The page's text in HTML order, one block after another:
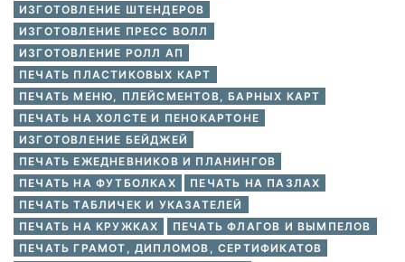
ИЗГОТОВЛЕНИЕ ШТЕНДЕРОВ
ИЗГОТОВЛЕНИЕ ПРЕСС ВОЛЛ
ИЗГОТОВЛЕНИЕ РОЛЛ АП
ПЕЧАТЬ ПЛАСТИКОВЫХ КАРТ
ПЕЧАТЬ МЕНЮ, ПЛЕЙСМЕНТОВ, БАРНЫХ КАРТ
ПЕЧАТЬ НА ХОЛСТЕ И ПЕНОКАРТОНЕ
ИЗГОТОВЛЕНИЕ БЕЙДЖЕЙ
ПЕЧАТЬ ЕЖЕДНЕВНИКОВ И ПЛАНИНГОВ
ПЕЧАТЬ НА ФУТБОЛКАХ
ПЕЧАТЬ НА ПАЗЛАХ
ПЕЧАТЬ ТАБЛИЧЕК И УКАЗАТЕЛЕЙ
ПЕЧАТЬ НА КРУЖКАХ
ПЕЧАТЬ ФЛАГОВ И ВЫМПЕЛОВ
ПЕЧАТЬ ГРАМОТ, ДИПЛОМОВ, СЕРТИФИКАТОВ